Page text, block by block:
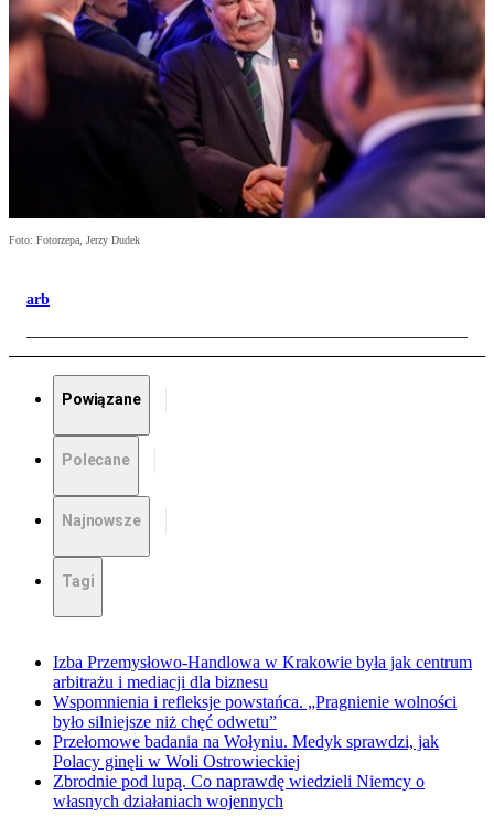
Foto: Fotorzepa, Jerzy Dudek
arb
Powiązane
Polecane
Najnowsze
Tagi
Izba Przemysłowo-Handlowa w Krakowie była jak centrum
arbitrażu i mediacji dla biznesu
Wspomnienia i refleksje powstańca. „Pragnienie wolności
było silniejsze niż chęć odwetu”
Przełomowe badania na Wołyniu. Medyk sprawdzi, jak
Polacy ginęli w Woli Ostrowieckiej
Zbrodnie pod lupą. Co naprawdę wiedzieli Niemcy o
własnych działaniach wojennych